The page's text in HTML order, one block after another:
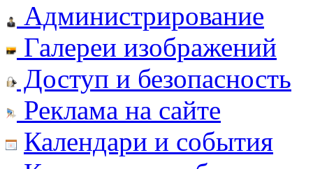
Администрирование
Галереи изображений
Доступ и безопасность
Реклама на сайте
Календари и события